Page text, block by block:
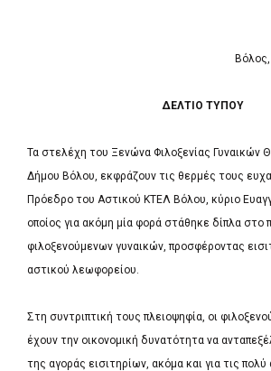
ΔΕΛΤΙΟ ΤΥΠΟΥ
Τα στελέχη του Ξενώνα Φιλοξενίας Γυναικών
Δήμου Βόλου, εκφράζουν τις θερμές τους
Πρόεδρο του Αστικού ΚΤΕΛ Βόλου, κύριο
οποίος για ακόμη μία φορά στάθηκε δίπλα στο
φιλοξενούμενων γυναικών, προσφέροντας
αστικού λεωφορείου.
Στη συντριπτική τους πλειοψηφία, οι
έχουν την οικονομική δυνατότητα να
της αγοράς εισιτηρίων, ακόμα και για τις πολύ